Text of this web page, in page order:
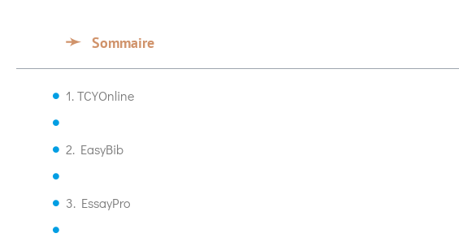
Sommaire
1. TCYOnline
2. EasyBib
3. EssayPro